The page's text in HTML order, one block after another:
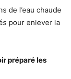
de l’eau chaude
pour enlever la
préparé les